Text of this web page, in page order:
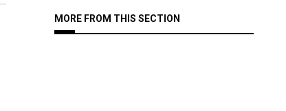
MORE FROM THIS SECTION